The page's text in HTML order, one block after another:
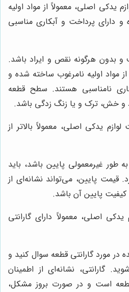
یدکی اصلی، معمولاً از مواد اولیه
دارای پرداخت و آبکاری مناسبی
بدون هرگونه نقص و ایراد باشد.
مواد اولیه نامرغوب ساخته شده و
نامناسبی هستند. سطح قطعه
خش، ترک و یا زنگ زدگی باشد.
لوازم یدکی اصلی، معمولاً بالاتر از
طور غیرمعمولی پایین باشد، باید
پایین، می‌تواند نشانه‌ای از
پایین آن باشد.
یدکی اصلی، معمولاً دارای گارانتی
در مورد گارانتی قطعه سوال کنید و
گارانتی، نشانه‌ای از اطمینان
است و در صورت بروز مشکل،